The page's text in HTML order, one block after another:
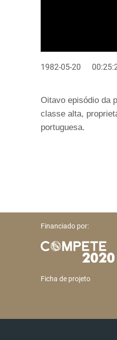
1982-05-20
Oitavo episódio da
classe alta,
portuguesa.
Financiado por:
Ficha de projeto